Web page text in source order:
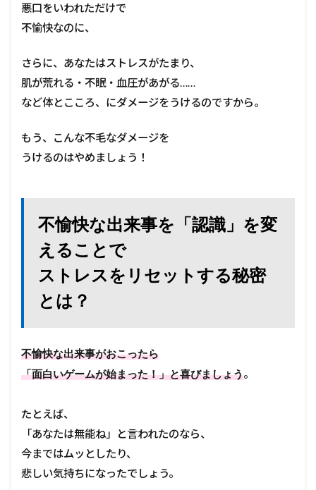
悪口をいわれただけで
不愉快なのに、
さらに、あなたはストレスがたまり、
肌が荒れる・不眠・血圧があがる……
など体とこころ、にダメージをうけるのですから。
もう、こんな不毛なダメージを
うけるのはやめましょう！
不愉快な出来事を「認識」を変
えることで
ストレスをリセットする秘密
とは？
不愉快な出来事がおこったら
「面白いゲームが始まった！」と喜びましょう。
たとえば、
「あなたは無能ね」と言われたのなら、
今まではムッとしたり、
悲しい気持ちになったでしょう。